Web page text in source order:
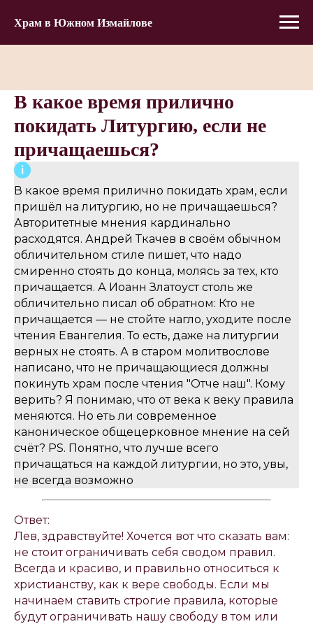
Храм в Южном Измайлове
В какое время прилично
покидать Литургию, если не
причащаешься?
В какое время прилично покидать храм, если
пришёл на литургию, но не причащаешься?
Авторитетные мнения кардинально
расходятся. Андрей Ткачев в своём обычном
обличительном стиле пишет, что надо
смиренно стоять до конца, молясь за тех, кто
причащается. А Иоанн Златоуст столь же
обличительно писал об обратном: Кто не
причащается — не стойте нагло, уходите после
чтения Евангелия. То есть, даже на литургии
верных не стоять. А в старом молитвослове
написано, что не причащающиеся должны
покинуть храм после чтения "Отче наш". Кому
верить? Я понимаю, что от века к веку правила
меняются. Но еть ли современное
каноническое общецерковное мнение на сей
счёт? PS. Понятно, что лучше всего
причащаться на каждой литургии, но это, увы,
не всегда возможно
Ответ:
Лев, здравствуйте! Хочется вот что сказать вам:
не стоит ограничивать себя сводом правил.
Всегда и красиво, и правильно относиться к
христианству, как к вере свободы. Если мы
начинаем ставить строгие правила, которые
будут ограничивать нашу свободу в том или